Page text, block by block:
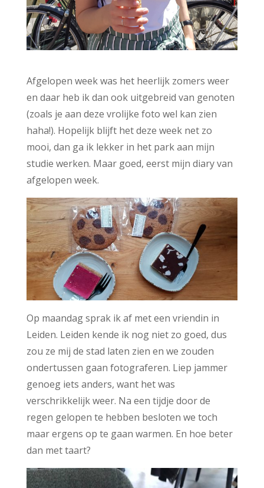
Afgelopen week was het heerlijk zomers weer
en daar heb ik dan ook uitgebreid van genoten
(zoals je aan deze vrolijke foto wel kan zien
haha!). Hopelijk blijft het deze week net zo
mooi, dan ga ik lekker in het park aan mijn
studie werken. Maar goed, eerst mijn diary van
afgelopen week.
Op maandag sprak ik af met een vriendin in
Leiden. Leiden kende ik nog niet zo goed, dus
zou ze mij de stad laten zien en we zouden
ondertussen gaan fotograferen. Liep jammer
genoeg iets anders, want het was
verschrikkelijk weer. Na een tijdje door de
regen gelopen te hebben besloten we toch
maar ergens op te gaan warmen. En hoe beter
dan met taart?